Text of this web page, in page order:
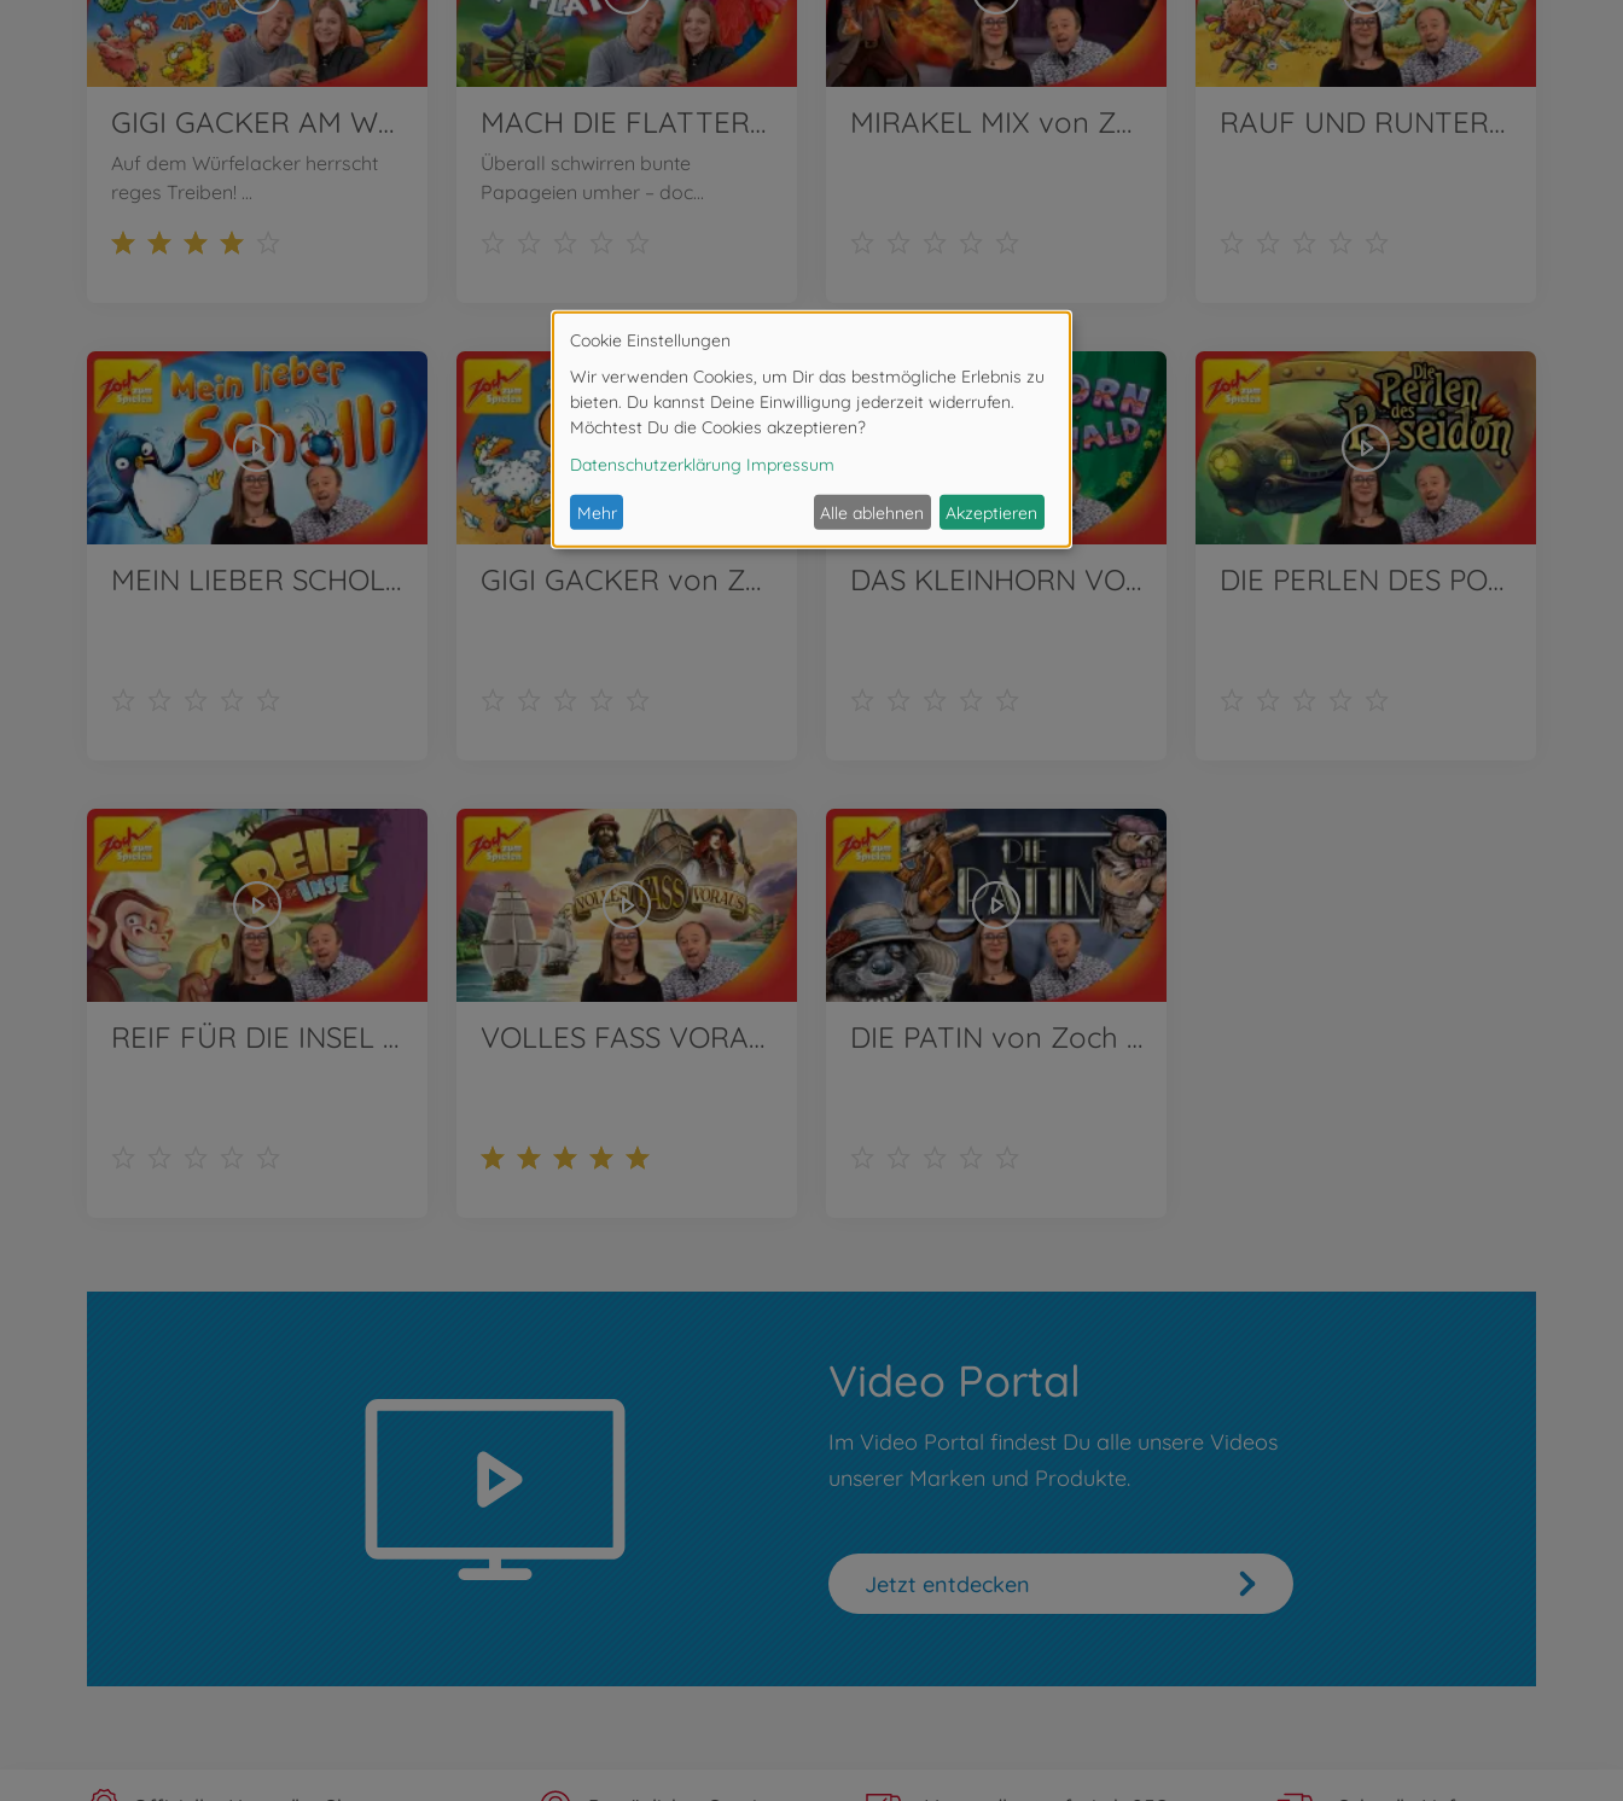
GIGI GACKER AM WÜRFELACKER | Wir stellen vor!
Auf dem Würfelacker herrscht
reges Treiben! ...
MACH DIE FLATTER | Wir stellen vor!
Überall schwirren bunte
Papageien umher – doc...
MIRAKEL MIX von Zoch | Wir stellen vor! RAUF UND RUNTER von Zoch | Wir stellen vor!
MEIN LIEBER SCHOLLI von Zoch | Wir stellen vor! GIGI GACKER von Zoch | Wir stellen vor! DAS KLEINHORN VOM RIESENWALD von Zoch | Wir stellen vor! DIE PERLEN DES POSEIDON von Zoch | Wir stellen vor!
REIF FÜR DIE INSEL von Zoch | Wir stellen vor! VOLLES FASS VORAUS von Zoch | Wir stellen vor! DIE PATIN von Zoch | Wir stellen vor!
Video Portal
Im Video Portal findest Du alle unsere Videos
unserer Marken und Produkte.
Jetzt entdecken